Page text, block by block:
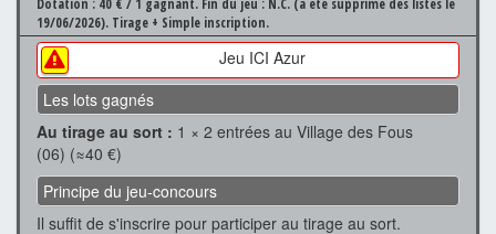
Dotation : 40 € / 1 gagnant. Fin du jeu : N.C. (a été supprimé des listes le
19/06/2026). Tirage + Simple inscription.
Jeu ICI Azur
Les lots gagnés
Au tirage au sort : 1 × 2 entrées au Village des Fous
(06) (≈40 €)
Principe du jeu-concours
Il suffit de s'inscrire pour participer au tirage au sort.